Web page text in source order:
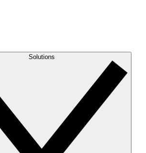
Solutions